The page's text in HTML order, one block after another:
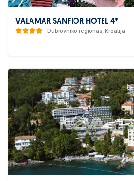
VALAMAR SANFIOR HOTEL 4*
Dubrovniko regionas, Kroatija